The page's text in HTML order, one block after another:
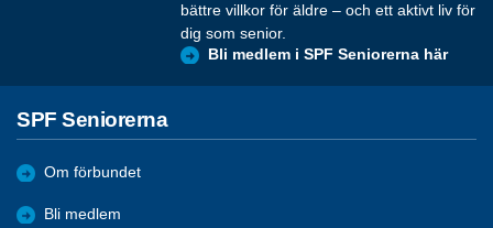
bättre villkor för äldre – och ett aktivt liv för
dig som senior.
Bli medlem i SPF Seniorerna här
SPF Seniorerna
Om förbundet
Bli medlem